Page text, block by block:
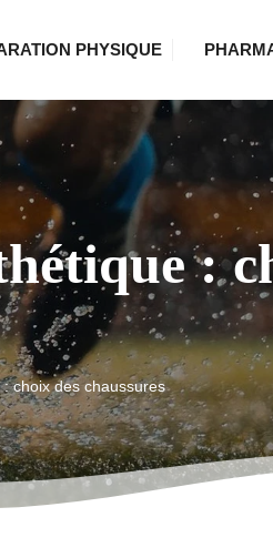
PHYSIQUE
:
choix des chaussures